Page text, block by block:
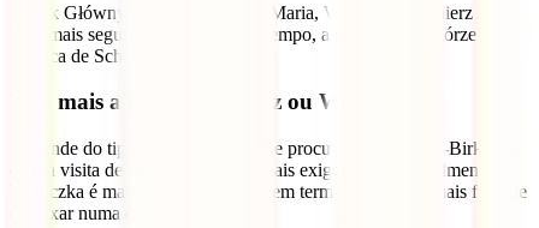
Rynek Główny, Basílica de Santa Maria, Wawel e Kazimierz são a
base mais segura. Se tiveres mais tempo, acrescenta Podgórze ou a
Fábrica de Schindler.
Vale mais a pena Auschwitz ou Wieliczka?
Depende do tipo de experiência que procuras. Auschwitz-Birkenau
é uma visita de memória e muito mais exigente emocionalmente;
Wieliczka é mais visual, mais leve em termos de tema e mais fácil de
encaixar numa escapadinha.